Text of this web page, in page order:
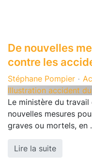
De nouvelles
contre les
Stéphane Pompier
Illustration accident
Le ministère du
nouvelles mesures
graves ou mortels, en
Lire la suite